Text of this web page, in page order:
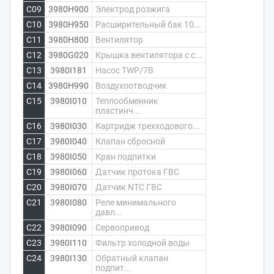
C09 3980H900
Электрод розжига
C10
3980H950
Расширительный бак 10...
C11
3980H800
Вентилятор
C12
3980G020
Крышка вентилятора с с...
C13
3980I181
Насос TWP/7B
C14
3980H990
Воздухоотводчик
C15
3980I010
Теплообменник
пластинч...
C16
3980I030
Картридж трехходового...
C17
3980I040
Клапан сбросной
C18
3980I050
Кран подпитки
C19
3980I060
Датчик протока ГВС
C20
3980I070
Датчик NTC ГВС
C21
3980I080
Реле минимального
давл...
C22
3980I090
Сервопривод
C23
3980I110
Фильтр холодной воды
C24
3980I130
Обратный клапан
подпит...